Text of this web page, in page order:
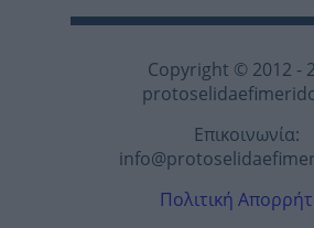
Copyright © 2012 -
Επικοινωνία:
Πολιτική